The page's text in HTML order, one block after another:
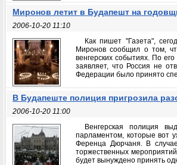
Миронов летит в Будапешт на
2006-10-20 11:10
Как пишет "Газета",
Миронов сообщил о том,
венгерских событиях. По
заявляет, что Россия не
Федерации было принято
В Будапеште полиция пригрозила
2006-10-20 11:00
Венгерская полиция
парламентом, которые вот
Ференца Дюрчаня. В
торжественных
будет вынуждено принять